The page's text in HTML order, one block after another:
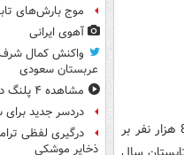
-اشتغال و بیکاری: براساس اعلام مرکز آمار ایران در تابستان سال 1398 حدود 850 هزار نفر بر
موج بارش‌های
آهوی ایرانی
واکنش کمال شرف
عربستان سعودی
مشاهده ۴ پلنگ در ارتفاعات میناب
دردسر جدید
درگیری لفظی
ذخایر موشکی